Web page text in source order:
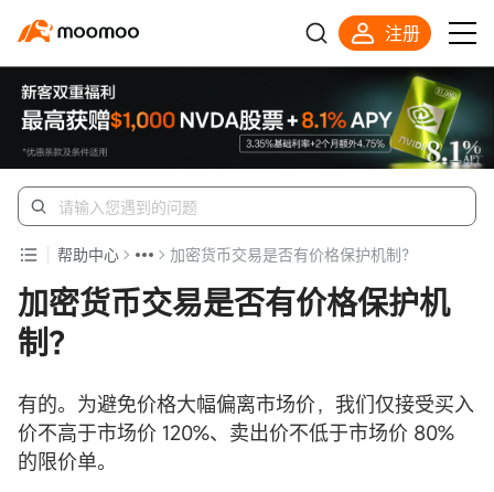
注册
帮助中心 加密货币交易是否有价格保护机制？
加密货币交易是否有价格保护机
制？
有的。为避免价格大幅偏离市场价，我们仅接受买入
价不高于市场价 120%、卖出价不低于市场价 80%
的限价单。